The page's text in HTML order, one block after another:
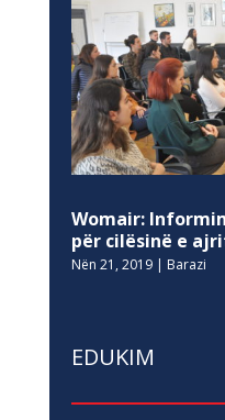
Womair:
për cilësinë e
Nën 21, 2019| Barazi
EDUKIM